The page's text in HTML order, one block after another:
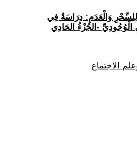
لِلسِّحْرِ وَالْعَدَمِ: دِرَاسَةٌ فِي
الْوُجُودِيِّ -الجُزْءُ الحَادِي
الاجتماع